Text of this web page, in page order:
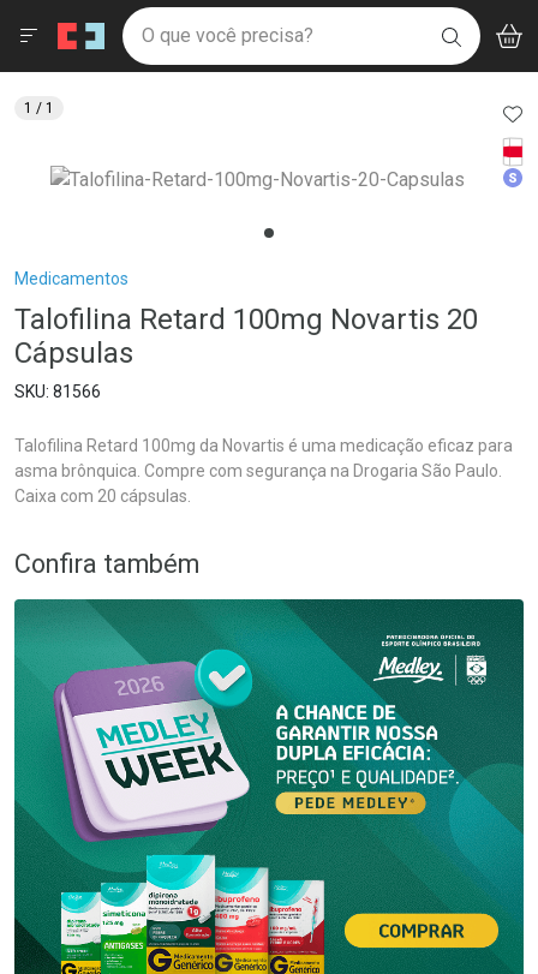
Drogaria São Paulo
Ir direto para a home
pela página
Ir direto para o conteúdo
Ir direto para a busca
Ir direto para a conta
Ir direto para a notificações
Ir direto para o carrinho
Faça a sua busca
O que você precisa? BUSCAR
Menu
Breadcrumb
Medicamentos
Talofilina Retard 100mg Novartis 20
Cápsulas
81566
Talofilina Retard 100mg da Novartis é uma medicação eficaz para
asma brônquica. Compre com segurança na Drogaria São Paulo.
Caixa com 20 cápsulas.
1 / 1
Confira também